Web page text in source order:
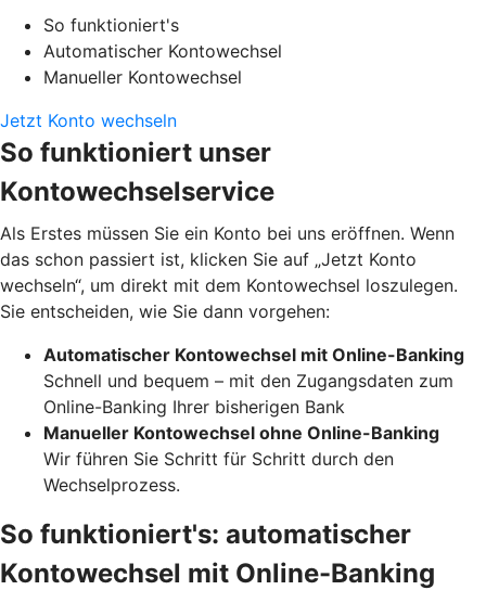
So funktioniert's
Automatischer Kontowechsel
Manueller Kontowechsel
Jetzt Konto wechseln
So funktioniert unser
Kontowechselservice
Als Erstes müssen Sie ein Konto bei uns eröffnen. Wenn
das schon passiert ist, klicken Sie auf „Jetzt Konto
wechseln“, um direkt mit dem Kontowechsel loszulegen.
Sie entscheiden, wie Sie dann vorgehen:
Automatischer Kontowechsel mit Online-Banking
Schnell und bequem – mit den Zugangsdaten zum
Online-Banking Ihrer bisherigen Bank
Manueller Kontowechsel ohne Online-Banking
Wir führen Sie Schritt für Schritt durch den
Wechselprozess.
So funktioniert's: automatischer
Kontowechsel mit Online-Banking